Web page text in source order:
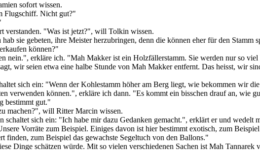
sofort wissen.
Flugschiff. Nicht gut?"
verstanden. "Was ist jetzt?", will Tolkin wissen.
sie gebeten, ihre Meister herzubringen, denn die können eher für den Stamm
können?"
nein.", erkläre ich. "Mah Makker ist ein Holzfällerstamm. Sie werden nur so
wir seien etwa eine halbe Stunde von Mah Makker entfernt. Das heisst, wir
sich ein: "Wenn der Kohlestamm höher am Berg liegt, wie bekommen wir
verwenden können.", erkläre ich dann. "Es kommt ein bisschen drauf an, wie
bestimmt gut."
machen?", will Ritter Marcin wissen.
sich ein: "Ich habe mir dazu Gedanken gemacht.", erklärt er und
Vorräte zum Beispiel. Einiges davon ist hier bestimmt exotisch, zum
finden, zum Beispiel das gewachste Segeltuch von den Ballons."
Dinge schätzen würde. Mit so vielen verschiedenen Sachen ist Mah